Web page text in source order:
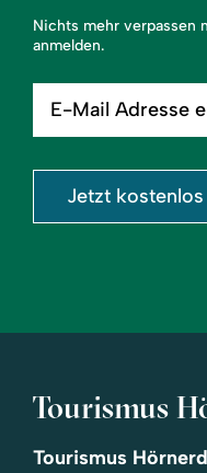
Nichts mehr verpassen
anmelden.
Mail
eingeben
Jetzt
Tourismus
Tourismus